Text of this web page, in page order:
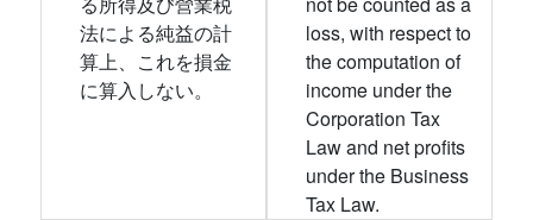
法による純益の計
算上、これを損金
に算入しない。
loss, with respect to
the computation of
income under the
Corporation Tax
Law and net profits
under the Business
Tax Law.